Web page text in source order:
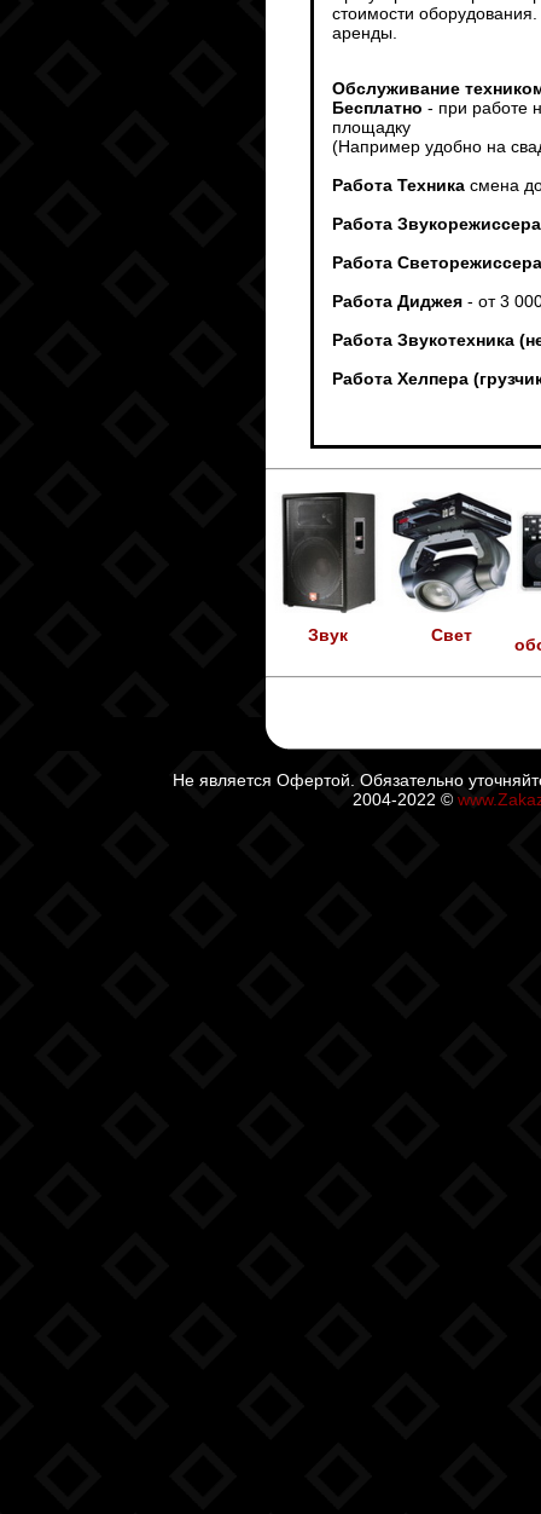
стоимости
аренды.
Обслуживание
Бесплатно - при работе
площадку
(Например удобно на
Работа Техника смена
Работа Звукорежиссера
Работа Светорежиссера
Работа Диджея - от 3
Работа Звукотехника
Работа Хелпера
Звук Свет
Не является Офертой. Обязательно
2004-2022 ©